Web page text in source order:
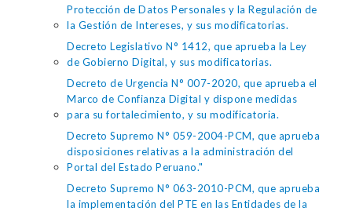
Protección de Datos Personales y la Regulación de
la Gestión de Intereses, y sus modificatorias.
Decreto Legislativo N° 1412, que aprueba la Ley
de Gobierno Digital, y sus modificatorias.
Decreto de Urgencia N° 007-2020, que aprueba el
Marco de Confianza Digital y dispone medidas
para su fortalecimiento, y su modificatoria.
Decreto Supremo N° 059-2004-PCM, que aprueba
disposiciones relativas a la administración del
Portal del Estado Peruano."
Decreto Supremo N° 063-2010-PCM, que aprueba
la implementación del PTE en las Entidades de la